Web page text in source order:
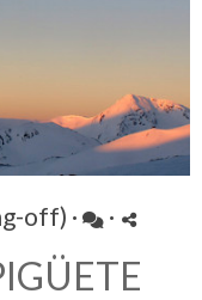
off) · ·